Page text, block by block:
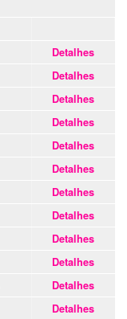
Detalhes
Detalhes
Detalhes
Detalhes
Detalhes
Detalhes
Detalhes
Detalhes
Detalhes
Detalhes
Detalhes
Detalhes